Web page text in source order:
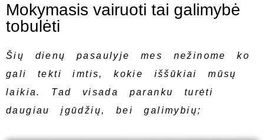
Mokymasis vairuoti tai galimybė
tobulėti
Šių dienų pasaulyje mes nežinome ko
gali tekti imtis, kokie iššūkiai mūsų
laikia. Tad visada paranku turėti
daugiau įgūdžių, bei galimybių;